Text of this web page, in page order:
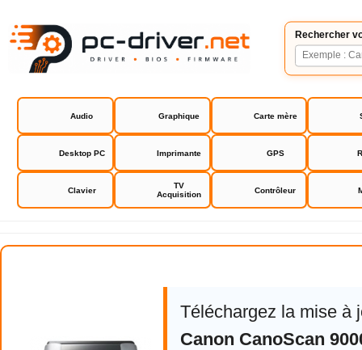
Rechercher
Audio Graphique Carte mère
Desktop PC Imprimante GPS
Clavier
TV
Acquisition
Contrôleur
Canon CanoScan 9000F Mark II
Téléchargez la mise à
Canon CanoScan